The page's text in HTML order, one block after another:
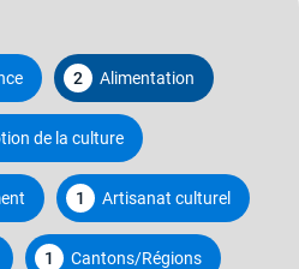
2 Alimentation
de la culture
1 Artisanat culturel
1 Cantons/Régions